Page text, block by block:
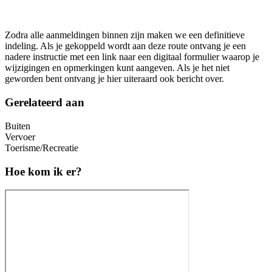
Zodra alle aanmeldingen binnen zijn maken we een definitieve
indeling. Als je gekoppeld wordt aan deze route ontvang je een
nadere instructie met een link naar een digitaal formulier waarop je
wijzigingen en opmerkingen kunt aangeven. Als je het niet
geworden bent ontvang je hier uiteraard ook bericht over.
Gerelateerd aan
Buiten
Vervoer
Toerisme/Recreatie
Hoe kom ik er?